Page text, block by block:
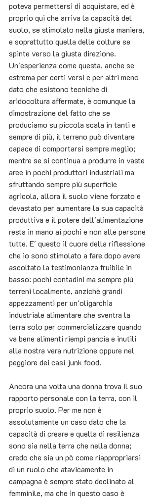
poteva permettersi di acquistare, ed è
proprio qui che arriva la capacità del
suolo, se stimolato nella giusta maniera,
e soprattutto quella delle colture se
spinte verso la giusta direzione.
Un'esperienza come questa, anche se
estrema per certi versi e per altri meno
dato che esistono tecniche di
aridocoltura affermate, è comunque la
dimostrazione del fatto che se
produciamo su piccola scala in tanti e
sempre di più, il terreno può diventare
capace di comportarsi sempre meglio;
mentre se si continua a produrre in vaste
aree in pochi produttori industriali ma
sfruttando sempre più superficie
agricola, allora il suolo viene forzato e
devastato per aumentare la sua capacità
produttiva e il potere dell'alimentazione
resta in mano ai pochi e non alle persone
tutte. E' questo il cuore della riflessione
che io sono stimolato a fare dopo avere
ascoltato la testimonianza fruibile in
basso: pochi contadini ma sempre più
terreni localmente, anzichè grandi
appezzamenti per un'oligarchia
industriale alimentare che sventra la
terra solo per commercializzare quando
va bene alimenti riempi pancia e inutili
alla nostra vera nutrizione oppure nel
peggiore dei casi junk food.
Ancora una volta una donna trova il suo
rapporto personale con la terra, con il
proprio suolo. Per me non è
assolutamente un caso dato che la
capacità di creare e quella di resilienza
sono sia nella terra che nella donna;
credo che sia un pò come riappropriarsi
di un ruolo che atavicamente in
campagna è sempre stato declinato al
femminile, ma che in questo caso è